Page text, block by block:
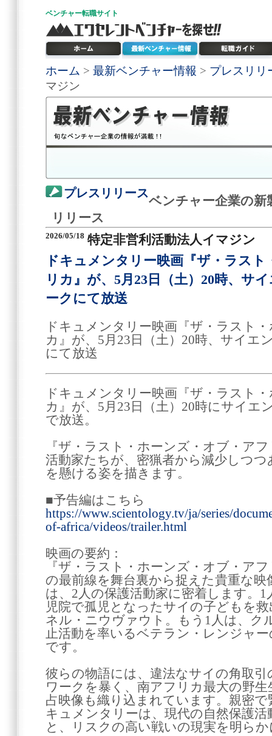
ベンチャー転職サイト
ホーム > 最新ベンチャー情報 > プレスリリ
マジン
プレスリリース
ベンチャー企業の新
リリース
2026/05/18 特定非営利活動法人イマジン
ドキュメンタリー映画『ザ・ラス
リカ』が、5月23日（土）20時、サ
ークにて放送
ドキュメンタリー映画『ザ・ラスト
カ』が、5月23日（土）20時、サイエ
にて放送
ドキュメンタリー映画『ザ・ラスト
カ』が、5月23日（土）20時にサイエ
で放送。
『ザ・ラスト・ホーンズ・オブ・ア
活動家たちが、密猟者から減少しつ
を懸ける姿を描きます。
■予告編はこちら
https://www.scientology.tv/ja/series/
of-africa/videos/trailer.html
映画の要約：
『ザ・ラスト・ホーンズ・オブ・ア
の最前線を舞台裏から捉えた貴重な
は、2人の保護活動家に密着します。
児院で孤児となったサイの子どもを
ネル・ニウヴァウト。もう1人は、ク
止活動を率いるベテラン・レンジャ
です。
彼らの物語には、違法なサイの角取
ワークを暴く、南アフリカ最大の野
占映像も織り込まれています。親密
キュメンタリーは、現代の自然保護
と、リスクの高い戦いの現実を明ら